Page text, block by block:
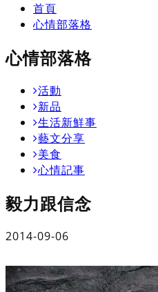
首頁
心情部落格
心情部落格
活動
新品
生活新鮮事
藝文分享
美食
心情記事
毅力跟信念
2014-09-06